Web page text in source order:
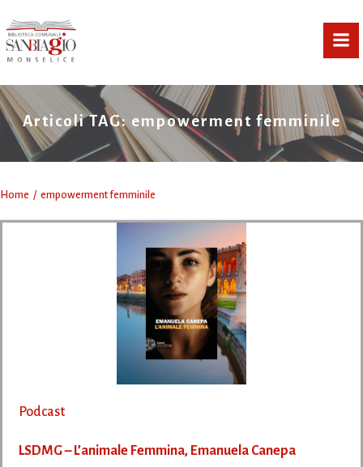
Articoli TAG: empowerment femminile
Home empowerment femminile
Podcast
LSDMG – L’animale Femmina, Emanuela Canepa